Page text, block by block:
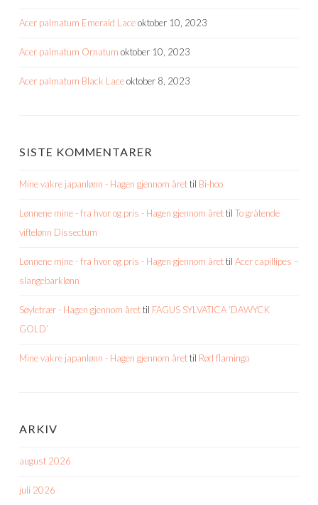
Acer palmatum Emerald Laceoktober 10, 2023
Acer palmatum Ornatum oktober 10, 2023
Acer palmatum Black Laceoktober 8, 2023
SISTE KOMMENTARER
Mine vakre japanlønn - Hagen gjennom årettil Bi-hoo
Lønnene mine - fra hvor og pris - Hagen gjennom årettil To gråtende
viftelønn Dissectum
Lønnene mine - fra hvor og pris - Hagen gjennom årettil Acer capillipes –
slangebarklønn
Søyletrær - Hagen gjennom årettil FAGUS SYLVATICA ‘DAWYCK
GOLD’
Mine vakre japanlønn - Hagen gjennom årettil Rød flamingo
ARKIV
august 2026
juli 2026